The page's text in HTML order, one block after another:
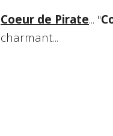
Coeur de Pirate... "
charmant...